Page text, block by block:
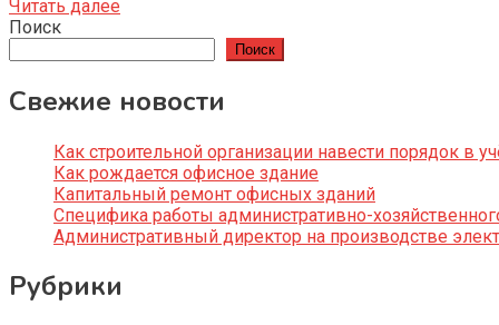
Читать далее
Поиск
Поиск
Свежие новости
Как строительной организации навести порядок в
Как рождается офисное здание
Капитальный ремонт офисных зданий
Специфика работы административно-
Административный директор на производстве
Рубрики